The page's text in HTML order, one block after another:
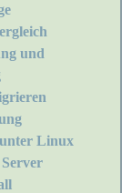
und
Linux